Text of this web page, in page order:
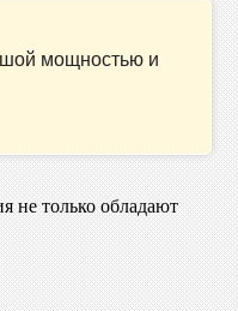
мощностью и
не только обладают